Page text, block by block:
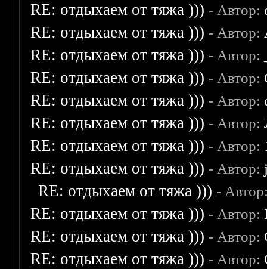
RE: отдыхаем от тяжа ))) - Автор:
RE: отдыхаем от тяжа ))) - Автор:
RE: отдыхаем от тяжа ))) - Автор:
RE: отдыхаем от тяжа ))) - Автор:
RE: отдыхаем от тяжа ))) - Автор:
RE: отдыхаем от тяжа ))) - Автор:
RE: отдыхаем от тяжа ))) - Автор:
RE: отдыхаем от тяжа ))) - Автор:
RE: отдыхаем от тяжа ))) -
RE: отдыхаем от тяжа ))) - Автор:
RE: отдыхаем от тяжа ))) - Автор:
RE: отдыхаем от тяжа ))) - Автор: